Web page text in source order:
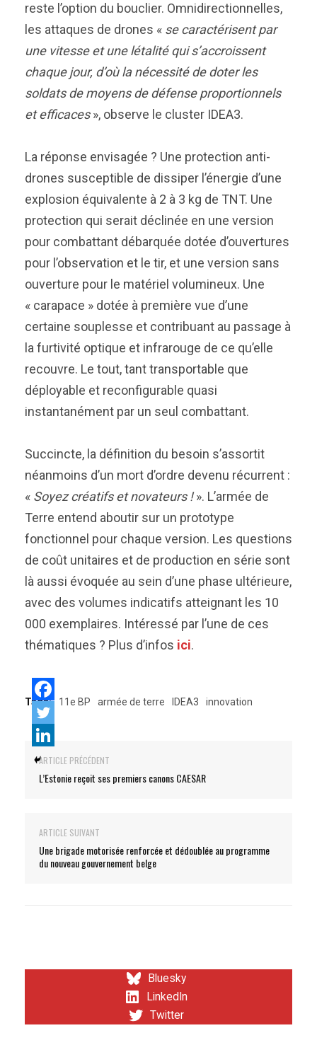
reste l’option du bouclier. Omnidirectionnelles,
les attaques de drones « se caractérisent par
une vitesse et une létalité qui s’accroissent
chaque jour, d’où la nécessité de doter les
soldats de moyens de défense proportionnels
et efficaces», observe le cluster IDEA3.
La réponse envisagée ? Une protection anti-
drones susceptible de dissiper l’énergie d’une
explosion équivalente à 2 à 3 kg de TNT. Une
protection qui serait déclinée en une version
pour combattant débarquée dotée d’ouvertures
pour l’observation et le tir, et une version sans
ouverture pour le matériel volumineux. Une
« carapace » dotée à première vue d’une
certaine souplesse et contribuant au passage à
la furtivité optique et infrarouge de ce qu’elle
recouvre. Le tout, tant transportable que
déployable et reconfigurable quasi
instantanément par un seul combattant.
Succincte, la définition du besoin s’assortit
néanmoins d’un mort d’ordre devenu récurrent :
« Soyez créatifs et novateurs !». L’armée de
Terre entend aboutir sur un prototype
fonctionnel pour chaque version. Les questions
de coût unitaires et de production en série sont
là aussi évoquée au sein d’une phase ultérieure,
avec des volumes indicatifs atteignant les 10
000 exemplaires. Intéressé par l’une de ces
thématiques ? Plus d’infos ici.
Tags: 11e BP armée de terre IDEA3 innovation
ARTICLE PRÉCÉDENT
L’Estonie reçoit ses premiers canons CAESAR
ARTICLE SUIVANT
Une brigade motorisée renforcée et dédoublée au programme
du nouveau gouvernement belge
Bluesky
LinkedIn
Twitter